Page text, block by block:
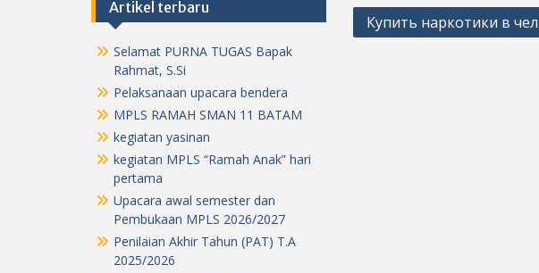
Post
Купить наркотики в
Artikel terbaru
Selamat PURNA TUGAS Bapak
Rahmat, S.Si
Pelaksanaan upacara bendera
MPLS RAMAH SMAN 11 BATAM
kegiatan yasinan
kegiatan MPLS “Ramah Anak” hari
pertama
Upacara awal semester dan
Pembukaan MPLS 2026/2027
Penilaian Akhir Tahun (PAT) T.A
2025/2026